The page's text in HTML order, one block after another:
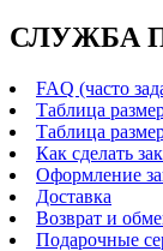
СЛУЖБА
FAQ (часто
Таблица
Таблица
Как сделать
Оформление
Доставка
Возврат и
Подарочные